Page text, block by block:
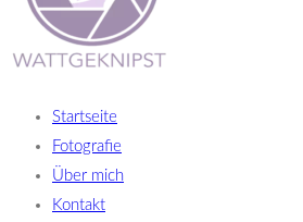
Startseite
Fotografie
Über mich
Kontakt